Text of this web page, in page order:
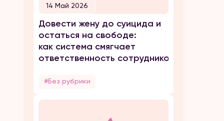
14 Май 2026
Довести жену до суицида и
остаться на свободе:
как система смягчает
ответственность сотрудников ОВД
#Без рубрики